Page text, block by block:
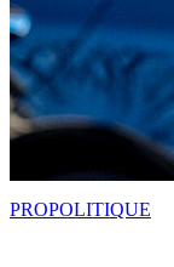
PROPOLITIQUE